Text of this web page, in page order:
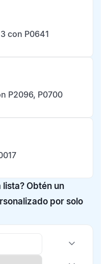
con P0641
P2096, P0700
lista? Obtén un
por solo